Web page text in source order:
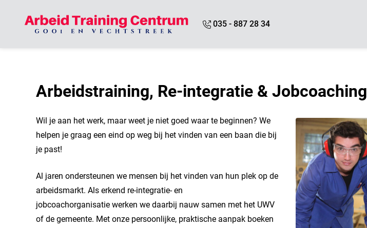
Overslaan en naar de inhoud gaan
035 - 887 28 34
Arbeidstraining, Re-integratie & Jobcoaching
Wil je aan het werk, maar weet je niet goed waar te beginnen? We
helpen je graag een eind op weg bij het vinden van een baan die bij
je past!
Al jaren ondersteunen we mensen bij het vinden van hun plek op de
arbeidsmarkt. Als erkend re-integratie- en
jobcoachorganisatie werken we daarbij nauw samen met het UWV
of de gemeente. Met onze persoonlijke, praktische aanpak boeken